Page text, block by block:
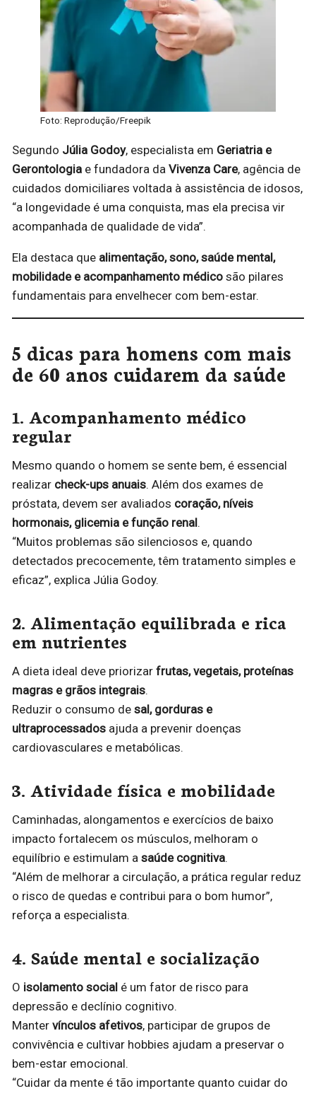
Foto: Reprodução/Freepik
Segundo Júlia Godoy, especialista em Geriatria e
Gerontologia e fundadora da Vivenza Care, agência de
cuidados domiciliares voltada à assistência de idosos,
“a longevidade é uma conquista, mas ela precisa vir
acompanhada de qualidade de vida”.
Ela destaca que alimentação, sono, saúde mental,
mobilidade e acompanhamento médico são pilares
fundamentais para envelhecer com bem-estar.
5 dicas para homens com mais
de 60 anos cuidarem da saúde
1. Acompanhamento médico
regular
Mesmo quando o homem se sente bem, é essencial
realizar check-ups anuais. Além dos exames de
próstata, devem ser avaliados coração, níveis
hormonais, glicemia e função renal.
“Muitos problemas são silenciosos e, quando
detectados precocemente, têm tratamento simples e
eficaz”, explica Júlia Godoy.
2. Alimentação equilibrada e rica
em nutrientes
A dieta ideal deve priorizar frutas, vegetais, proteínas
magras e grãos integrais.
Reduzir o consumo de sal, gorduras e
ultraprocessados ajuda a prevenir doenças
cardiovasculares e metabólicas.
3. Atividade física e mobilidade
Caminhadas, alongamentos e exercícios de baixo
impacto fortalecem os músculos, melhoram o
equilíbrio e estimulam a saúde cognitiva.
“Além de melhorar a circulação, a prática regular reduz
o risco de quedas e contribui para o bom humor”,
reforça a especialista.
4. Saúde mental e socialização
O isolamento social é um fator de risco para
depressão e declínio cognitivo.
Manter vínculos afetivos, participar de grupos de
convivência e cultivar hobbies ajudam a preservar o
bem-estar emocional.
“Cuidar da mente é tão importante quanto cuidar do